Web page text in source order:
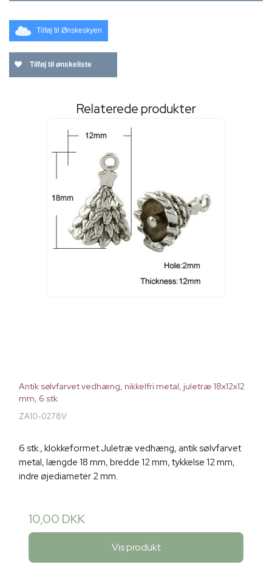
Tilføj til Ønskeskyen
Tilføj til ønskeliste
Relaterede produkter
Antik sølvfarvet vedhæng, nikkelfri metal, juletræ 18x12x12
mm, 6 stk
ZA10-0278V
6 stk., klokkeformet Juletræ vedhæng, antik sølvfarvet
metal, længde 18 mm, bredde 12 mm, tykkelse 12 mm,
indre øjediameter 2 mm.
10,00 DKK
Vis produkt